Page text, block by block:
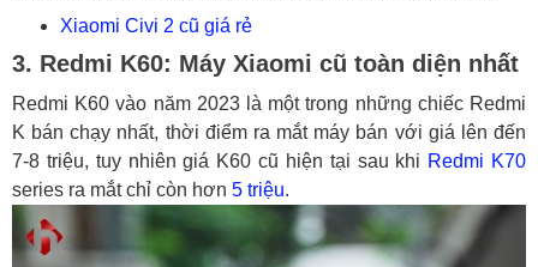
Xiaomi Civi 2 cũ giá rẻ
3. Redmi K60: Máy Xiaomi cũ toàn diện nhất
Redmi K60 vào năm 2023 là một trong những chiếc Redmi
K bán chạy nhất, thời điểm ra mắt máy bán với giá lên đến
7-8 triệu, tuy nhiên giá K60 cũ hiện tại sau khi Redmi K70
series ra mắt chỉ còn hơn 5 triệu.